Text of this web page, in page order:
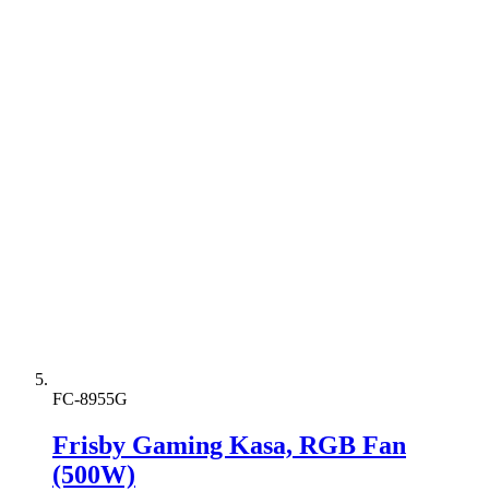
FC-8955G
Frisby Gaming Kasa, RGB Fan
(500W)